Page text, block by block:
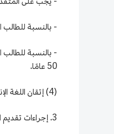
- بالنسبة للطالب
- بالنسبة
50 عامًا.
(4) إتقان اللغة الإنجليزية و/أو اللغة الصينية بمستوى معين.
3. إجراءات تقديم الطلب